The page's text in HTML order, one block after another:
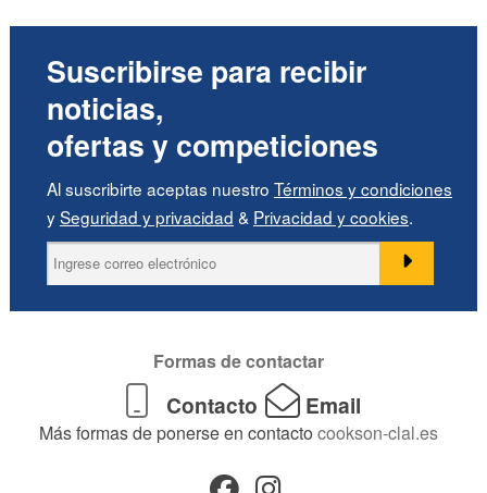
Suscribirse para recibir
noticias,
ofertas y competiciones
Al suscribirte aceptas nuestro Términos y condiciones
ySeguridad y privacidad & Privacidad y cookies.
Formas de contactar
Contacto Email
Más formas de ponerse en contacto cookson-clal.es